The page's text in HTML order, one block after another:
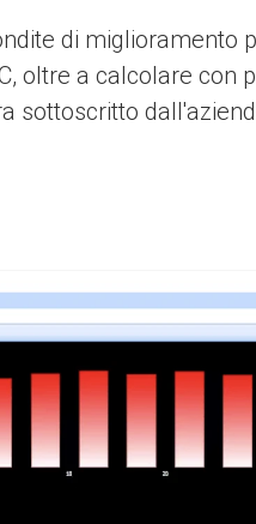
di miglioramento
oltre a calcolare con
sottoscritto